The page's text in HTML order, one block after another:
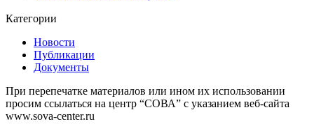
Категории
Новости
Публикации
Документы
При перепечатке материалов или ином их использовании
просим ссылаться на центр “СОВА” с указанием веб-сайта
www.sova-center.ru